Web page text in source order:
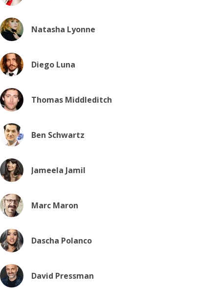
Natasha Lyonne
Diego Luna
Thomas Middleditch
Ben Schwartz
Jameela Jamil
Marc Maron
Dascha Polanco
David Pressman